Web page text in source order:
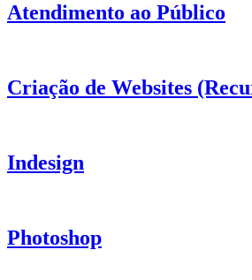
Atendimento ao Público
Criação de Websites
Indesign
Photoshop